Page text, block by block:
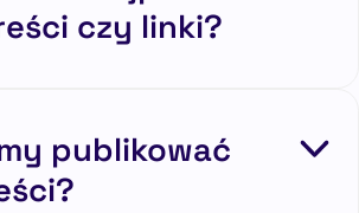
czy linki?
publikować